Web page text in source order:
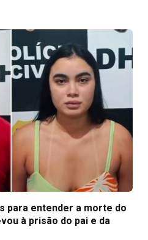
para entender a morte do
à prisão do pai e da